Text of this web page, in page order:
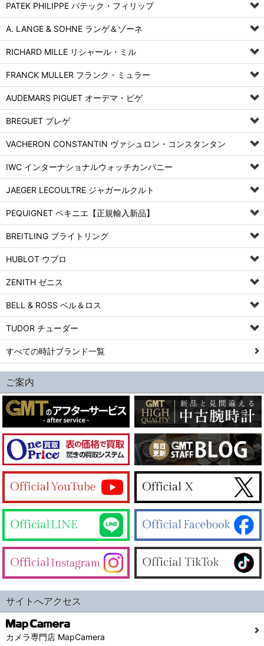
PATEK PHILIPPE パテック・フィリップ
A. LANGE & SOHNE ランゲ＆ゾーネ
RICHARD MILLE リシャール・ミル
FRANCK MULLER フランク・ミュラー
AUDEMARS PIGUET オーデマ・ピゲ
BREGUET ブレゲ
VACHERON CONSTANTIN ヴァシュロン・コンスタンタン
IWC インターナショナルウォッチカンパニー
JAEGER LECOULTRE ジャガールクルト
PEQUIGNET ペキニエ【正規輸入新品】
BREITLING ブライトリング
HUBLOT ウブロ
ZENITH ゼニス
BELL & ROSS ベル＆ロス
TUDOR チューダー
すべての時計ブランド一覧
ご案内
サイトへアクセス
カメラ専門店 MapCamera